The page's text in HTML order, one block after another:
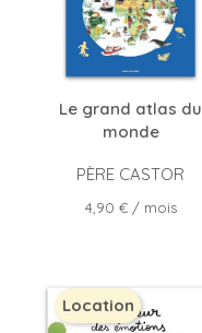
Le grand atlas du
monde
PÈRE CASTOR
Prix
4,90 €/ mois
Location